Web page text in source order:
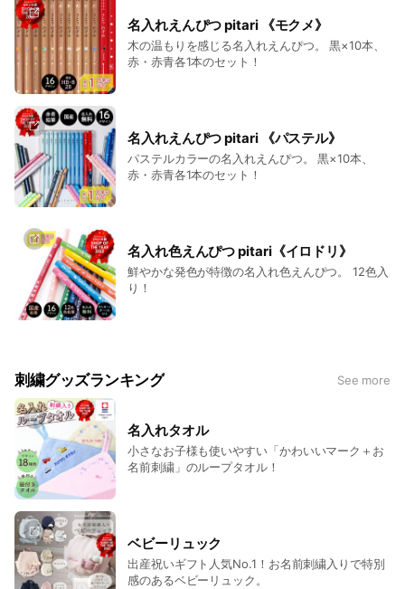
名入れえんぴつ pitari 《モクメ》
木の温もりを感じる名入れえんぴつ。 黒×10本、
赤・赤青各1本のセット！
名入れえんぴつ pitari 《パステル》
パステルカラーの名入れえんぴつ。 黒×10本、
赤・赤青各1本のセット！
名入れ色えんぴつ pitari《イロドリ》
鮮やかな発色が特徴の名入れ色えんぴつ。 12色入
り！
刺繍グッズランキング See more
名入れタオル
小さなお子様も使いやすい「かわいいマーク＋お
名前刺繍」のループタオル！
ベビーリュック
出産祝いギフト人気No.1！お名前刺繍入りで特別
感のあるベビーリュック。